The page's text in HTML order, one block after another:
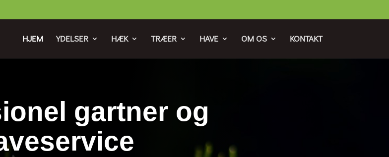
HJEM YDELSER HÆK TRÆER HAVE OM OS KONTAKT
gartner og